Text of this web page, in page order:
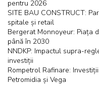
pentru 2026
SITE BAU CONSTRUCT:
spitale și retail
Bergerat Monnoyeur: Piața
până în 2030
NNDKP: Impactul supra-
investiții
Rompetrol Rafinare:
Petromidia și Vega